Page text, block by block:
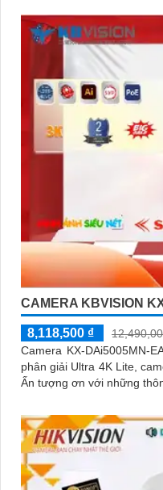
CAMERA KBVISION
8,118,500 ₫
Camera KX-DAi5005MN-
phân giải Ultra 4K Lite,
Ấn tượng ơn với những